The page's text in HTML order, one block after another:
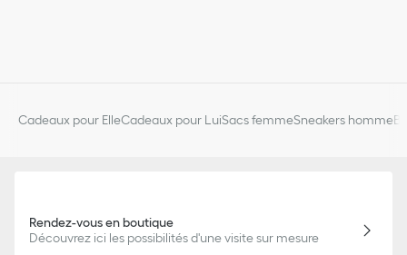
Cadeaux pour ElleCadeaux pour LuiSacs femmeSneakers homme
Rendez-vous en boutique
Découvrez ici les possibilités d'une visite sur mesure